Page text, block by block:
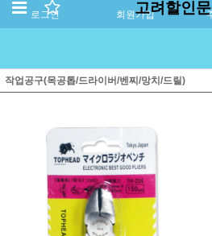
로그인 회원가입고려할인
작업공구(목공톱/드라이버/벤찌/망치/드릴)